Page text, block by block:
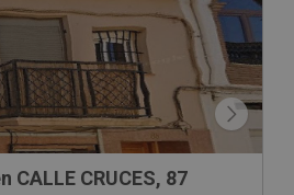
CALLE CRUCES, 87